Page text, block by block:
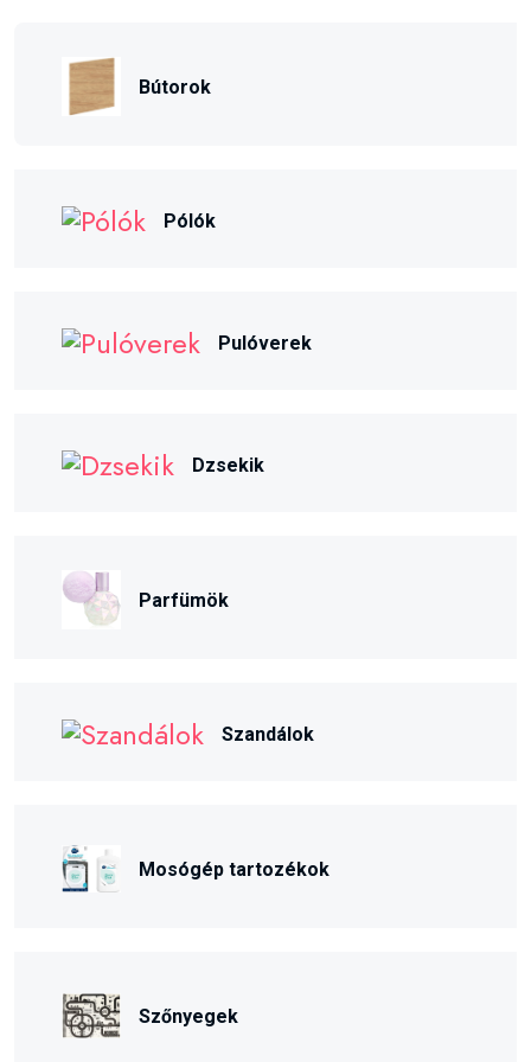
Bútorok
Pólók
Pulóverek
Dzsekik
Parfümök
Szandálok
Mosógép tartozékok
Szőnyegek